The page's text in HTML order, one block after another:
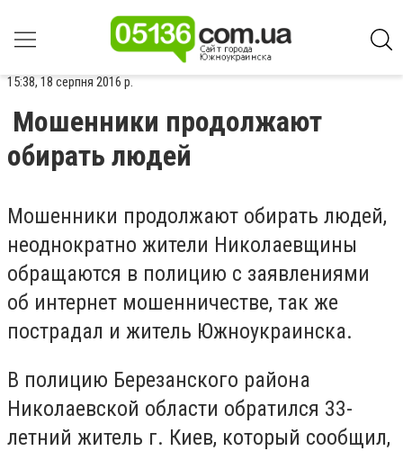
15:38, 18 серпня 2016 р.
Мошенники продолжают
обирать людей
Мошенники продолжают обирать людей,
неоднократно жители Николаевщины
обращаются в полицию с заявлениями
об интернет мошенничестве, так же
пострадал и житель Южноукраинска.
В полицию Березанского района
Николаевской области обратился 33-
летний житель г. Киев, который сообщил,